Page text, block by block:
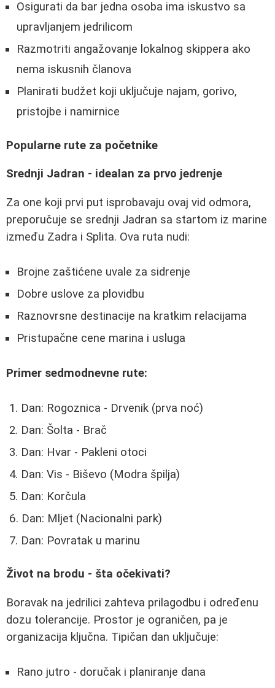
Osigurati da bar jedna osoba ima iskustvo sa
upravljanjem jedrilicom
Razmotriti angažovanje lokalnog skippera ako
nema iskusnih članova
Planirati budžet koji uključuje najam, gorivo,
pristojbe i namirnice
Popularne rute za početnike
Srednji Jadran - idealan za prvo jedrenje
Za one koji prvi put isprobavaju ovaj vid odmora,
preporučuje se srednji Jadran sa startom iz marine
između Zadra i Splita. Ova ruta nudi:
Brojne zaštićene uvale za sidrenje
Dobre uslove za plovidbu
Raznovrsne destinacije na kratkim relacijama
Pristupačne cene marina i usluga
Primer sedmodnevne rute:
Dan: Rogoznica - Drvenik (prva noć)
Dan: Šolta - Brač
Dan: Hvar - Pakleni otoci
Dan: Vis - Biševo (Modra špilja)
Dan: Korčula
Dan: Mljet (Nacionalni park)
Dan: Povratak u marinu
Život na brodu - šta očekivati?
Boravak na jedrilici zahteva prilagodbu i određenu
dozu tolerancije. Prostor je ograničen, pa je
organizacija ključna. Tipičan dan uključuje:
Rano jutro - doručak i planiranje dana